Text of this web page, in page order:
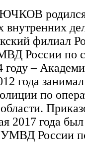
внутренних
филиал
России по
–
года
по
2017 года был
УМВД России